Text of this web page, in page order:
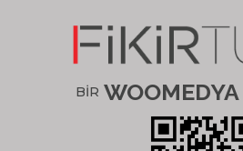
BİR WOOMEDYA